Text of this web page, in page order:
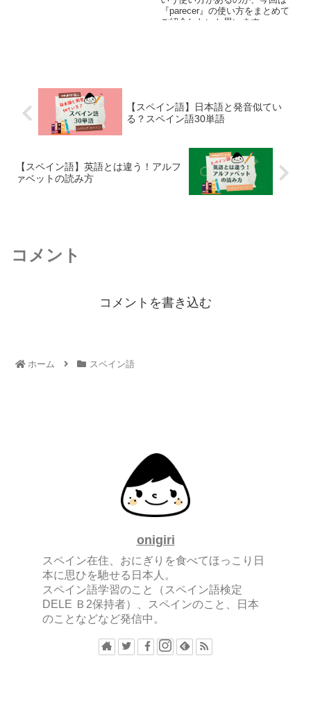
『parecer』の使い方をまとめて
ご紹介したいと思います。
【スペイン語】日本語と発音似てい
る？スペイン語30単語
【スペイン語】英語とは違う！アルフ
ァベットの読み方
コメント
コメントを書き込む
ホーム スペイン語
onigiri
スペイン在住、おにぎりを食べてほっこり日
本に思ひを馳せる日本人。
スペイン語学習のこと（スペイン語検定
DELE Ｂ2保持者）、スペインのこと、日本
のことなどなど発信中。